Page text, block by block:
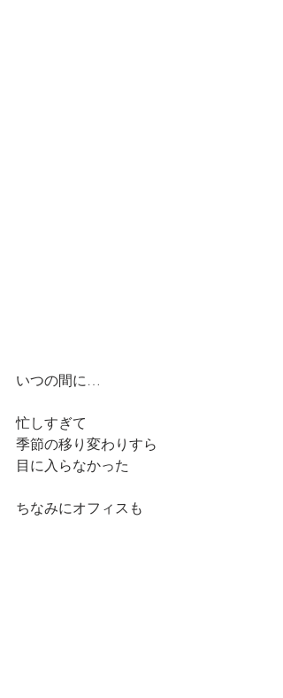
いつの間に…
忙しすぎて
季節の移り変わりすら
目に入らなかった
ちなみにオフィスも